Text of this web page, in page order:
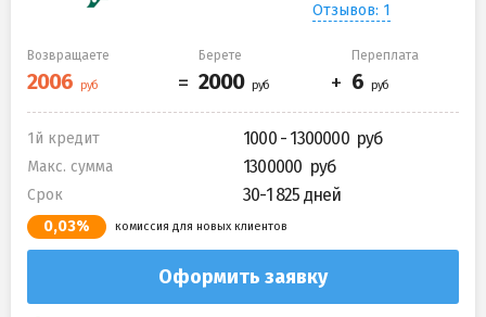
Отзывов: 1
Возвращаете Берете Переплата
1й кредит 1000 - 1300000
Макс. сумма 1300000
Срок 30-1 825 дней
0,03% комиссия для новых клиентов
Оформить заявку